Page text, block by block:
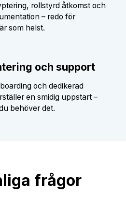
rollstyrd åtkomst och
– redo för
som helst.
och support
och dedikerad
en smidig uppstart –
behöver det.
frågor